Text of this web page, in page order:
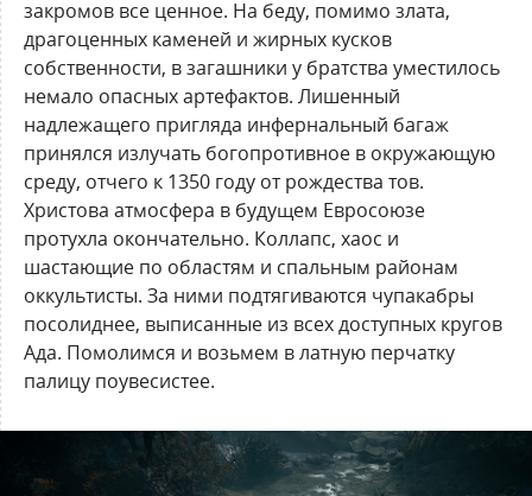
закромов все ценное. На беду, помимо злата,
драгоценных каменей и жирных кусков
собственности, в загашники у братства уместилось
немало опасных артефактов. Лишенный
надлежащего пригляда инфернальный багаж
принялся излучать богопротивное в окружающую
среду, отчего к 1350 году от рождества тов.
Христова атмосфера в будущем Евросоюзе
протухла окончательно. Коллапс, хаос и
шастающие по областям и спальным районам
оккультисты. За ними подтягиваются чупакабры
посолиднее, выписанные из всех доступных кругов
Ада. Помолимся и возьмем в латную перчатку
палицу поувесистее.